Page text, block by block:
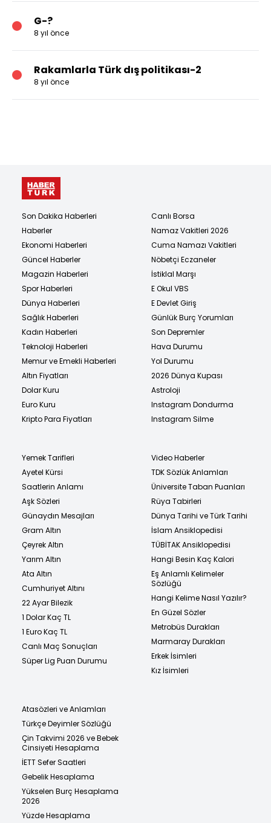
G-?
8 yıl önce
Rakamlarla Türk dış politikası-2
8 yıl önce
Son Dakika Haberleri
Haberler
Ekonomi Haberleri
Güncel Haberler
Magazin Haberleri
Spor Haberleri
Dünya Haberleri
Sağlık Haberleri
Kadın Haberleri
Teknoloji Haberleri
Memur ve Emekli Haberleri
Altın Fiyatları
Dolar Kuru
Euro Kuru
Kripto Para Fiyatları
Canlı Borsa
Namaz Vakitleri 2026
Cuma Namazı Vakitleri
Nöbetçi Eczaneler
İstiklal Marşı
E Okul VBS
E Devlet Giriş
Günlük Burç Yorumları
Son Depremler
Hava Durumu
Yol Durumu
2026 Dünya Kupası
Astroloji
Instagram Dondurma
Instagram Silme
Yemek Tarifleri
Ayetel Kürsi
Saatlerin Anlamı
Aşk Sözleri
Günaydın Mesajları
Gram Altın
Çeyrek Altın
Yarım Altın
Ata Altın
Cumhuriyet Altını
22 Ayar Bilezik
1 Dolar Kaç TL
1 Euro Kaç TL
Canlı Maç Sonuçları
Süper Lig Puan Durumu
Video Haberler
TDK Sözlük Anlamları
Üniversite Taban Puanları
Rüya Tabirleri
Dünya Tarihi ve Türk Tarihi
İslam Ansiklopedisi
TÜBİTAK Ansiklopedisi
Hangi Besin Kaç Kalori
Eş Anlamlı Kelimeler
Sözlüğü
Hangi Kelime Nasıl Yazılır?
En Güzel Sözler
Metrobüs Durakları
Marmaray Durakları
Erkek İsimleri
Kız İsimleri
Atasözleri ve Anlamları
Türkçe Deyimler Sözlüğü
Çin Takvimi 2026 ve Bebek
Cinsiyeti Hesaplama
İETT Sefer Saatleri
Gebelik Hesaplama
Yükselen Burç Hesaplama
2026
Yüzde Hesaplama